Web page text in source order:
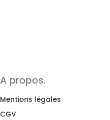
A propos.
Mentions légales
CGV